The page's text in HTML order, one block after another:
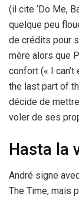
(il cite ‘Do Me,
quelque peu
de crédits pour
mère alors que
confort (« I
the last part of
décide de
voler de ses
Hasta la
André signe
The Time, mais